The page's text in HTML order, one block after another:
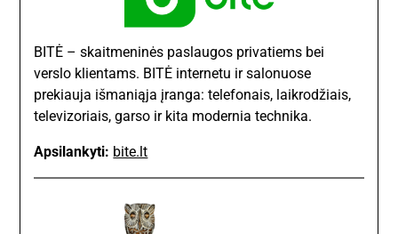
BITĖ – skaitmeninės paslaugos privatiems bei
verslo klientams. BITĖ internetu ir salonuose
prekiauja išmaniąja įranga: telefonais, laikrodžiais,
televizoriais, garso ir kita modernia technika.
Apsilankyti: bite.lt